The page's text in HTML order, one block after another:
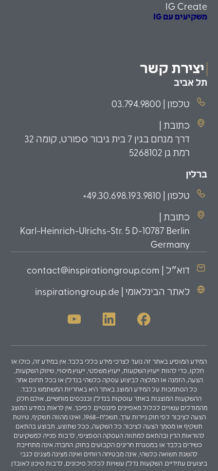
IG Create
משקיעים עם IG
יצירת קשר
תל אביב
טלפון | 03.794.9800
כתובת |
דרך מנחם בגין 7 בית גיבור ספורט, קומה 32
רמת גן 5268102
ברלין
טלפון | 49.30.698.193.9810+
כתובת |
Karl-Heinrich-Ulrichs-Str. 5 D-10787 Berlin
Germany
דוא״ל | contact@inspirationgroup.com
לאתר הבינלאומי | inspirationgroup.de
המידע המופיע באתר זה נועד לצרכי מידע כללי בלבד. אין במידע זה, כולו או
חלקו, כדי להוות ייעוץ השקעות, ייעוץ משפטי, ייעוץ מיסויי, שיווק השקעות,
הצעה, הזמנה או המלצה לביצוע עסקה כלשהי בנדל"ן או בכל תחום אחר.
כל הסתמכות על המידע המוצג באתר היא באחריות המשתמש בלבד.
ההשקעות המוצגות באתר עוסקות בנדל"ן ובנכסים מוחשיים, אולם חלק
מהמודלים עשויים לכלול מאפיינים פיננסיים. לפיכך, אין לראות במידע המוצג
הצעה לציבור לפי חוק ניירות ערך, תשכ"ח–1968, ואינו מהווה תשקיף, טיוטת
תשקיף או מסמך הצעה לציבור. כל השקעה, ככל שתוצע, תבוצע בהתאם
להוראות הדין ובהתאם למתווה העסקה הספציפי, לרבות פנייה למשקיעים
כשירים בלבד או במסגרת חריגים הקבועים בחוק. החברה אינה מתחייבת
להשגת תשואה כלשהי, אינה מבטיחה רווחים ואינה מציגה מצגים לגבי
ביצועים עתידיים. השקעות נדל"ן עשויות לכלול סיכונים, לרבות סיכון לאובדן